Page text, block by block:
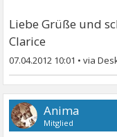
Liebe Grüße und
Clarice
07.04.2012 10:01 •
Anima
Mitglied